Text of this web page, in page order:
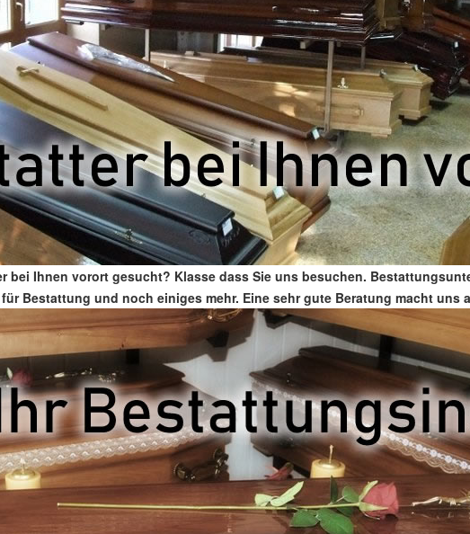
bei Ihnen vorort gesucht? Klasse dass Sie uns besuchen.
Bestattung und noch einiges mehr. Eine sehr gute Beratung macht uns